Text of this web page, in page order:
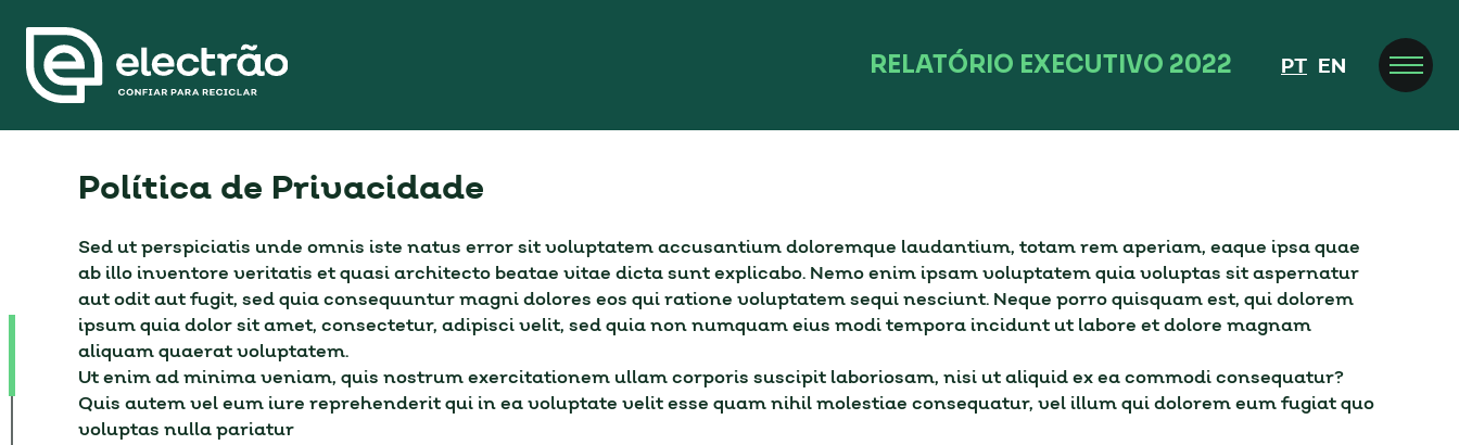
RELATÓRIO EXECUTIVO 2022 PT EN
Política de Privacidade
Sed ut perspiciatis unde omnis iste natus error sit voluptatem accusantium doloremque laudantium, totam rem aperiam, eaque ipsa quae
ab illo inventore veritatis et quasi architecto beatae vitae dicta sunt explicabo. Nemo enim ipsam voluptatem quia voluptas sit aspernatur
aut odit aut fugit, sed quia consequuntur magni dolores eos qui ratione voluptatem sequi nesciunt. Neque porro quisquam est, qui dolorem
ipsum quia dolor sit amet, consectetur, adipisci velit, sed quia non numquam eius modi tempora incidunt ut labore et dolore magnam
aliquam quaerat voluptatem.
Ut enim ad minima veniam, quis nostrum exercitationem ullam corporis suscipit laboriosam, nisi ut aliquid ex ea commodi consequatur?
Quis autem vel eum iure reprehenderit qui in ea voluptate velit esse quam nihil molestiae consequatur, vel illum qui dolorem eum fugiat quo
voluptas nulla pariatur